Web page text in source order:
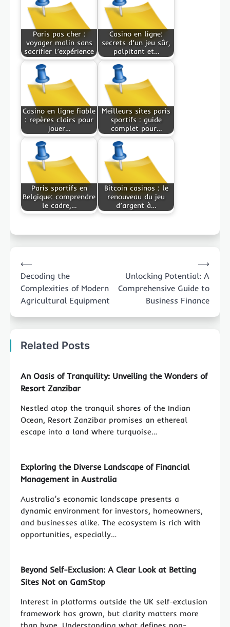
Paris pas cher :
voyager malin sans
sacrifier l’expérience
Casino en ligne:
secrets d’un jeu sûr,
palpitant et…
Casino en ligne fiable
: repères clairs pour
jouer…
Meilleurs sites paris
sportifs : guide
complet pour…
Paris sportifs en
Belgique: comprendre
le cadre,…
Bitcoin casinos : le
renouveau du jeu
d’argent à…
navigation
⟵
Decoding the
Complexities of Modern
Agricultural Equipment
Unlocking Potential: A
Comprehensive Guide to
Business Finance
⟶
Related Posts
An Oasis of Tranquility: Unveiling the Wonders of
Resort Zanzibar
Nestled atop the tranquil shores of the Indian
Ocean, Resort Zanzibar promises an ethereal
escape into a land where turquoise…
Exploring the Diverse Landscape of Financial
Management in Australia
Australia’s economic landscape presents a
dynamic environment for investors, homeowners,
and businesses alike. The ecosystem is rich with
opportunities, especially…
Beyond Self-Exclusion: A Clear Look at Betting
Sites Not on GamStop
Interest in platforms outside the UK self-exclusion
framework has grown, but clarity matters more